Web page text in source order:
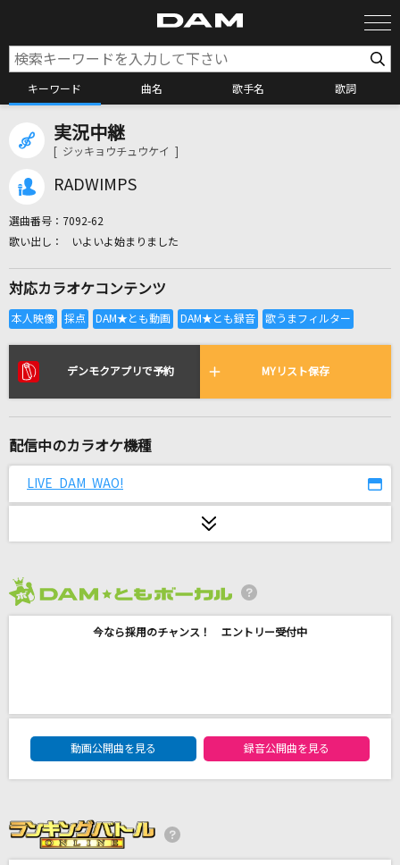
キーワード 曲名 歌手名 歌詞
全国りれき
リアルタイムで歌われている曲の一覧
[生音]もう恋なんてしない
[生音]太陽がくれた季節
今夜月の見える丘に
近藤真彦
実況中継
[ ジッキョウチュウケイ ]
RADWIMPS
選曲番号： 7092-62
いよいよ始まりました
対応カラオケコンテンツ
デンモクアプリで予約 MYリスト保存
配信中のカラオケ機種
LIVE DAM WAO!
今なら採用のチャンス！ エントリー受付中
DAM★ともボーカルエントリーランキング
動画公開曲を見る
録音公開曲を見る